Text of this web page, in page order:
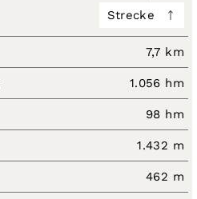
Strecke
7,7 km
1.056 hm
98 hm
1.432 m
462 m